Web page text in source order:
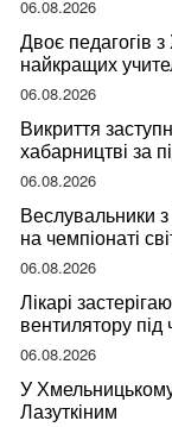
06.08.2026
Двоє педагогів
найкращих
06.08.2026
Викриття
хабарництві за
06.08.2026
Веслувальники
на чемпіонаті
06.08.2026
Лікарі
вентилятору
ваше здоров’я
06.08.2026
У
Лазуткіним